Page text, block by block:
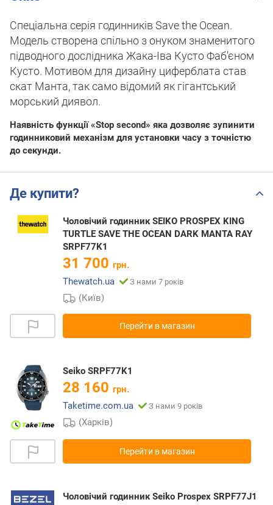
Спеціальна серія годинників Save the Ocean.
Модель створена спільно з онуком знаменитого
підводного дослідника Жака-Іва Кусто Фаб'єном
Кусто. Мотивом для дизайну циферблата став
скат Манта, так само відомий як гігантський
морський диявол.
Наявність функції «Stop second» яка дозволяє зупинити
годинниковий механізм для установки часу з точністю
до секунди.
Де купити?
Чоловічий годинник SEIKO PROSPEX KING
TURTLE SAVE THE OCEAN DARK MANTA RAY
SRPF77K1
31 700 грн.
Thewatch.ua
З нами 7 років
(Київ)
Перейти в магазин
Seiko SRPF77K1
28 160 грн.
Taketime.com.ua
З нами 9 років
(Харків)
Перейти в магазин
Чоловічий годинник Seiko Prospex SRPF77J1